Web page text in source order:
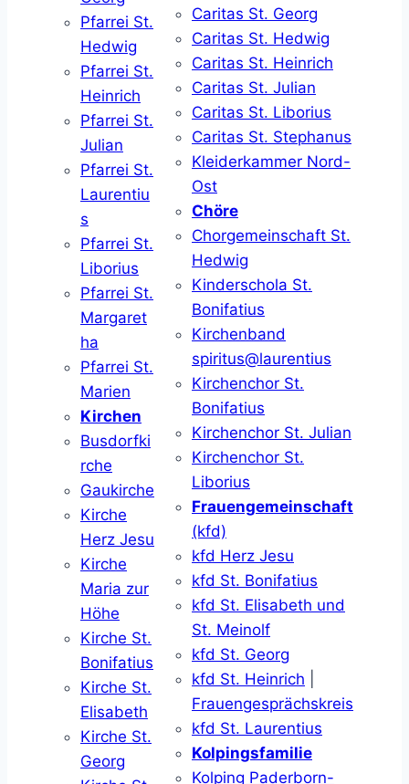
Pfarrei St.
Hedwig
Pfarrei St.
Heinrich
Pfarrei St.
Julian
Pfarrei St.
Laurentiu
s
Pfarrei St.
Liborius
Pfarrei St.
Margaret
ha
Pfarrei St.
Marien
Kirchen
Busdorfki
rche
Gaukirche
Kirche
Herz Jesu
Kirche
Maria zur
Höhe
Kirche St.
Bonifatius
Kirche St.
Elisabeth
Kirche St.
Georg
Caritas St. Georg
Caritas St. Hedwig
Caritas St. Heinrich
Caritas St. Julian
Caritas St. Liborius
Caritas St. Stephanus
Kleiderkammer Nord-
Ost
Chöre
Chorgemeinschaft St.
Hedwig
Kinderschola St.
Bonifatius
Kirchenband
spiritus@laurentius
Kirchenchor St.
Bonifatius
Kirchenchor St. Julian
Kirchenchor St.
Liborius
Frauengemeinschaft
(kfd)
kfd Herz Jesu
kfd St. Bonifatius
kfd St. Elisabeth und
St. Meinolf
kfd St. Georg
kfd St. Heinrich
Frauengesprächskreis
kfd St. Laurentius
Kolpingsfamilie
Kolping Paderborn-